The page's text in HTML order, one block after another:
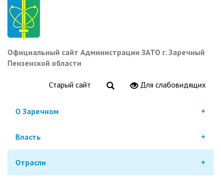
Перейти
основному
содержанию
Официальный сайт Администрации ЗАТО г. Заречный
Пензенской области
Старый сайт Для слабовидящих
О Заречном
Власть
Отрасли